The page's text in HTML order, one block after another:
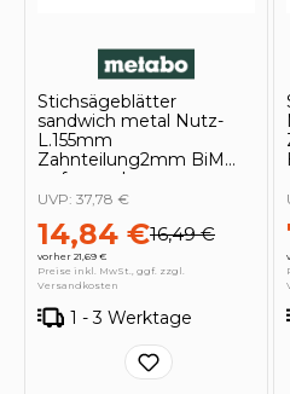
Stichsägeblätter
sandwich metal Nutz-
L.155mm
Zahnteilung2mm BiM
gefr. geschr.
14,84 €16,49 €
vorher 21,69 €
UVP: 37,78 €
Preise inkl. MwSt., ggf. zzgl.
Versandkosten
1 - 3 Werktage